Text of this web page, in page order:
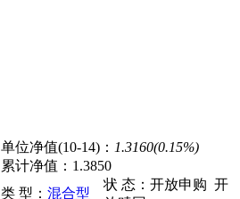
单位净值(10-14)： 1.3160(0.15%)
累计净值： 1.3850
类 型： 混合型
状 态： 开放申购 开